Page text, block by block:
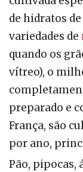
de hidratos
variedades de
quando os
vítreo), o
preparado e
França, são
por ano,
Pão, pipocas,